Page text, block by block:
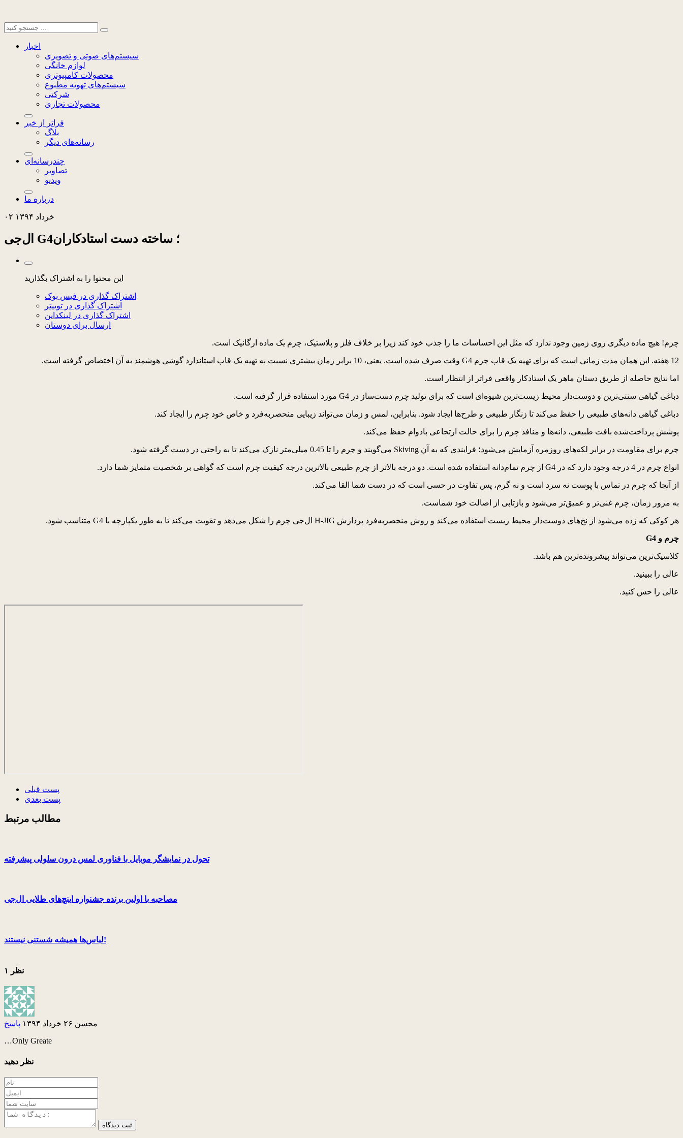
اخبار
سیستم‌های صوتی و تصویری
لوازم خانگی
محصولات کامپیوتری
سیستم‌های تهویه مطبوع
شرکتی
محصولات تجاری
فراتر از خبر
بلاگ
رسانه‌های دیگر
چندرسانه‌ای
تصاویر
ویدیو
درباره ما
۰۲ خرداد ۱۳۹۴
ال‌جی G4؛ ساخته دست استادکاران
این محتوا را به اشتراک بگذارید
اشتراک گذاری در فیس بوک
اشتراک گذاری در توییتر
اشتراک گذاری در لینکداین
ارسال برای دوستان
چرم! هیچ ماده دیگری روی زمین وجود ندارد که مثل این احساسات ما را جذب خود کند زیرا بر خلاف فلز و پلاستیک، چرم یک ماده ارگانیک است.
12 هفته. این همان مدت زمانی است که برای تهیه یک قاب چرم G4 وقت صرف شده است. یعنی، 10 برابر زمان بیشتری نسبت به تهیه یک قاب استاندارد گوشی هوشمند به آن اختصاص گرفته است.
اما نتایج حاصله از طریق دستان ماهر یک استادکار واقعی فراتر از انتظار است.
دباغی گیاهی سنتی‌ترین و دوست‌دار محیط زیست‌ترین شیوه‌ای است که برای تولید چرم دست‌ساز در G4 مورد استفاده قرار گرفته است.
دباغی گیاهی دانه‌های طبیعی را حفظ می‌کند تا زنگار طبیعی و طرح‌ها ایجاد شود. بنابراین، لمس و زمان می‌تواند زیبایی منحصربه‌فرد و خاص خود چرم را ایجاد کند.
پوشش پرداخت‌شده بافت طبیعی، دانه‌ها و منافذ چرم را برای حالت ارتجاعی بادوام حفظ می‌کند.
چرم برای مقاومت در برابر لکه‌های روزمره آزمایش می‌شود؛ فرایندی که به آن Skiving می‌گویند و چرم را تا 0.45 میلی‌متر نازک می‌کند تا به راحتی در دست گرفته شود.
انواع چرم در 4 درجه وجود دارد که در G4 از چرم تمام‌دانه استفاده شده است. دو درجه بالاتر از چرم طبیعی بالاترین درجه کیفیت چرم است که گواهی بر شخصیت متمایز شما دارد.
از آنجا که چرم در تماس با پوست نه سرد است و نه گرم، پس تفاوت در حسی است که در دست شما القا می‌کند.
به مرور زمان، چرم غنی‌تر و عمیق‌تر می‌شود و بازتابی از اصالت خود شماست.
هر کوکی که زده می‌شود از نخ‌های دوست‌دار محیط زیست استفاده می‌کند و روش منحصربه‌فرد پردازش H-JIG ال‌جی چرم را شکل می‌دهد و تقویت می‌کند تا به طور یکپارچه با G4 متناسب شود.
چرم و G4
کلاسیک‌ترین می‌تواند پیشرونده‌ترین هم باشد.
عالی را ببینید.
عالی را حس کنید.
پست قبلی
پست بعدی
مطالب مرتبط
تحول در نمایشگر موبایل با فناوری لمس درون سلولی پیشرفته
مصاحبه با اولین برنده جشنواره اینچ‌های طلایی ال‌جی
لباس‌ها همیشه شستنی نیستند!
۱ نظر
محسن ۲۶ خرداد ۱۳۹۴
پاسخ
…Only Greate
نظر دهید
ثبت دیدگاه